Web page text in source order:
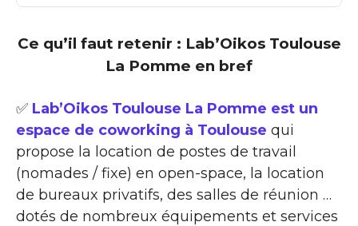
Ce qu’il faut retenir : Lab’Oikos Toulouse
La Pomme en bref
✅ Lab’Oikos Toulouse La Pomme est un
espace de coworking à Toulouse qui
propose la location de postes de travail
(nomades / fixe) en open-space, la location
de bureaux privatifs, des salles de réunion …
dotés de nombreux équipements et services